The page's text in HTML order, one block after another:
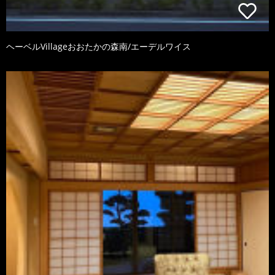
ヘーベルVillageおおたかの森南/エーデルワイス